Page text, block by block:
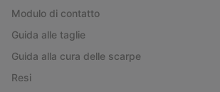
Modulo di contatto
Guida alle taglie
Guida alla cura delle scarpe
Resi